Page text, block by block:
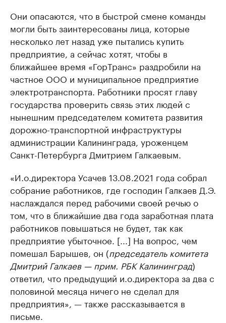
Они опасаются, что в быстрой смене команды
могли быть заинтересованы лица, которые
несколько лет назад уже пытались купить
предприятие, а сейчас хотят, чтобы в
ближайшее время «ГорТранс» раздробили на
частное ООО и муниципальное предприятие
электротранспорта. Работники просят главу
государства проверить связь этих людей с
нынешним председателем комитета развития
дорожно-транспортной инфраструктуры
администрации Калининграда, уроженцем
Санкт-Петербурга Дмитрием Галкаевым.
«И.о.директора Усачев 13.08.2021 года собрал
собрание работников, где господин Галкаев Д.Э.
наслаждался перед рабочими своей речью о
том, что в ближайшие два года заработная плата
работников повышаться не будет, так как
предприятие убыточное. [...] На вопрос, чем
помешал Барышев, он (председатель комитета
Дмитрий Галкаев — прим. РБК Калининград)
ответил, что предыдущий и.о.директора за два с
половиной месяца ничего не сделал для
предприятия», — также рассказывается в
письме.